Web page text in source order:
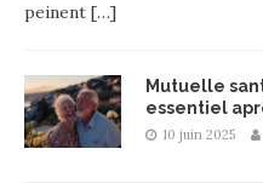
peinent […]
Mutuelle
essentiel
10 juin 2025